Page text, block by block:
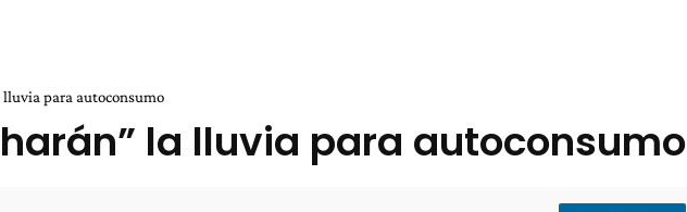
lluvia para autoconsumo
la lluvia para autoconsumo